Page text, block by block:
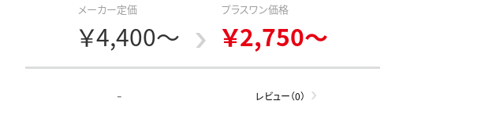
メーカー定価
￥4,400～
プラスワン価格
￥2,750～
- レビュー（0）